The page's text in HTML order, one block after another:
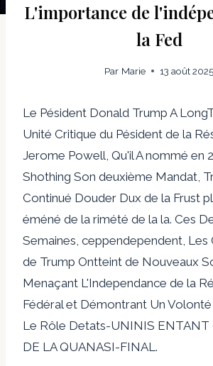
L'importance de
la Fed
Par Marie 13 août 2025
Le Pésident Donald Trump A
Unité Critique du Pésident de la
Jerome Powell, Qu'il A nommé en
Shothing Son deuxième Mandat,
Continué Douder Dux de la Frust
éméné de la rimété de la la. Ces
Semaines, ceppendependent, Les
de Trump Ontteint de Nouveaux
Menaçant L'Independance de la
Fédéral et Démontrant Un
Le Rôle Detats-UNINIS ENTANT
DE LA QUANASI-FINAL.